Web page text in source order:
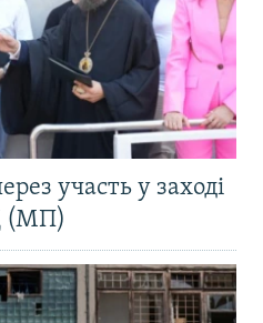
участь у заході
(МП)